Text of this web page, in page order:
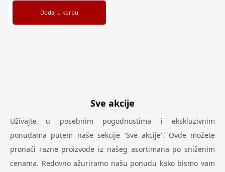
Dodaj u korpu
Sve akcije
Uživajte u posebnim pogodnostima i ekskluzivnim
ponudama putem naše sekcije 'Sve akcije'. Ovde možete
pronaći razne proizvode iz našeg asortimana po sniženim
cenama. Redovno ažuriramo našu ponudu kako bismo vam